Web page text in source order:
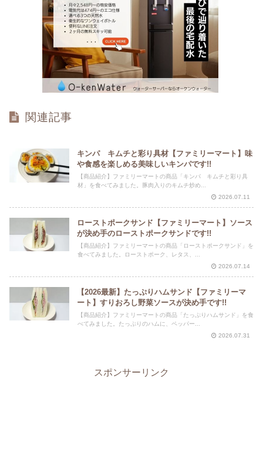
関連記事
キンパ キムチと彩り具材【ファミリーマート】味
や食感を楽しめる美味しいキンパです!!
【商品紹介】ファミリーマートの商品「キンパ キムチと彩り具
材」を食べてみました。豚肉入りのキムチ炒め...
2026.07.11
ローストポークサンド【ファミリーマート】ソース
が決め手のローストポークサンドです!!
【商品紹介】ファミリーマートの商品「ローストポークサンド」を
食べてみました。ローストポーク、レタス、...
2026.07.14
【2026最新】たっぷりハムサンド【ファミリーマ
ート】すりおろし野菜ソースが決め手です!!
【商品紹介】ファミリーマートの商品「たっぷりハムサンド」を食
べてみました。たっぷりのハムに、ペッパー...
2026.07.31
スポンサーリンク